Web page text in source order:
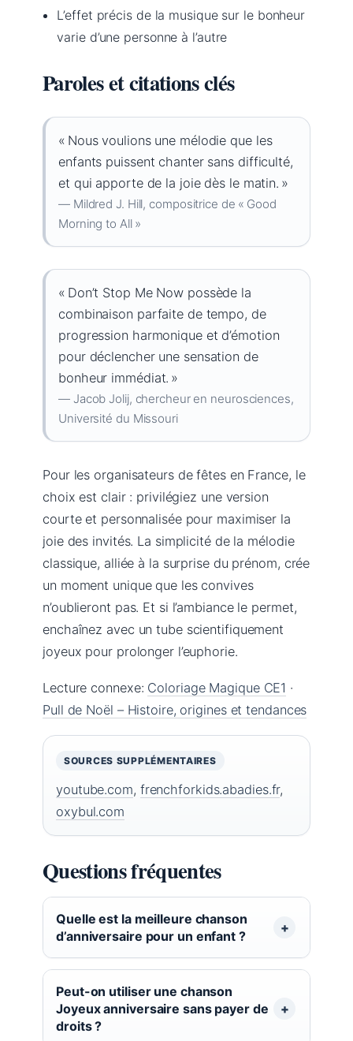
L’effet précis de la musique sur le bonheur
varie d’une personne à l’autre
Paroles et citations clés
« Nous voulions une mélodie que les
enfants puissent chanter sans difficulté,
et qui apporte de la joie dès le matin. »
— Mildred J. Hill, compositrice de « Good
Morning to All »
« Don’t Stop Me Now possède la
combinaison parfaite de tempo, de
progression harmonique et d’émotion
pour déclencher une sensation de
bonheur immédiat. »
— Jacob Jolij, chercheur en neurosciences,
Université du Missouri
Pour les organisateurs de fêtes en France, le
choix est clair : privilégiez une version
courte et personnalisée pour maximiser la
joie des invités. La simplicité de la mélodie
classique, alliée à la surprise du prénom, crée
un moment unique que les convives
n’oublieront pas. Et si l’ambiance le permet,
enchaînez avec un tube scientifiquement
joyeux pour prolonger l’euphorie.
Lecture connexe: Coloriage Magique CE1 ·
Pull de Noël – Histoire, origines et tendances
SOURCES SUPPLÉMENTAIRES
youtube.com, frenchforkids.abadies.fr,
oxybul.com
Questions fréquentes
Quelle est la meilleure chanson
d’anniversaire pour un enfant ?
Peut-on utiliser une chanson
Joyeux anniversaire sans payer de
droits ?